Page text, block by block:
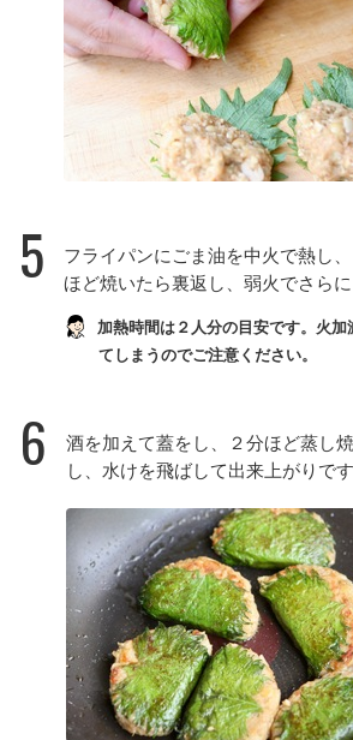
5
フライパンにごま油を中火で熱し
ほど焼いたら裏返し、弱火でさらに
加熱時間は２人分の目安です。火
てしまうのでご注意ください。
6
酒を加えて蓋をし、２分ほど蒸し
し、水けを飛ばして出来上がりです